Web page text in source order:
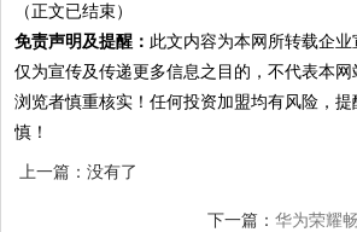
（正文已结束）
免责声明及提醒： 此文内容为本网所转载企
仅为宣传及传递更多信息之目的，不代表本
浏览者慎重核实！任何投资加盟均有风险，
慎！
上一篇：没有了
下一篇： 华为荣耀